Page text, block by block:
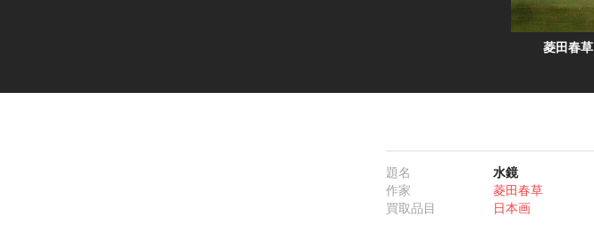
菱田春草
題名
水鏡
作家
菱田春草
買取品目
日本画